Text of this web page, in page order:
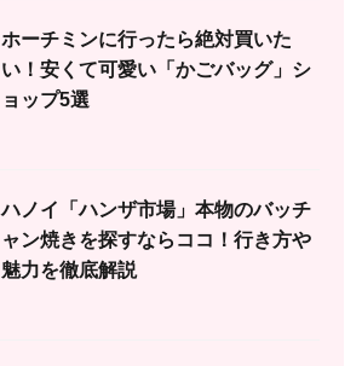
ホーチミンに行ったら絶対買いた
い！安くて可愛い「かごバッグ」シ
ョップ5選
ハノイ「ハンザ市場」本物のバッチ
ャン焼きを探すならココ！行き方や
魅力を徹底解説